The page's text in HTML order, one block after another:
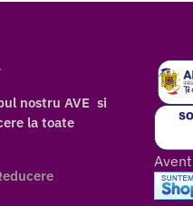
nostru AVE si
la toate